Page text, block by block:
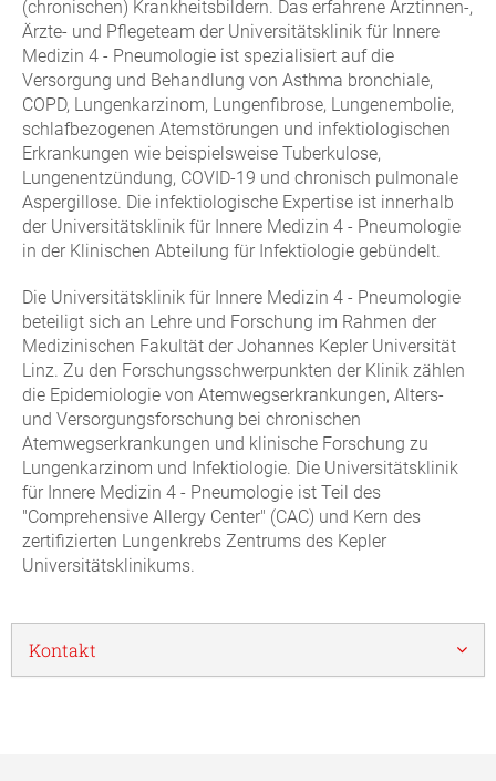
(chronischen) Krankheitsbildern. Das erfahrene Ärztinnen-,
Ärzte- und Pflegeteam der Universitätsklinik für Innere
Medizin 4 - Pneumologie ist spezialisiert auf die
Versorgung und Behandlung von Asthma bronchiale,
COPD, Lungenkarzinom, Lungenfibrose, Lungenembolie,
schlafbezogenen Atemstörungen und infektiologischen
Erkrankungen wie beispielsweise Tuberkulose,
Lungenentzündung, COVID-19 und chronisch pulmonale
Aspergillose. Die infektiologische Expertise ist innerhalb
der Universitätsklinik für Innere Medizin 4 - Pneumologie
in der Klinischen Abteilung für Infektiologie gebündelt.
Die Universitätsklinik für Innere Medizin 4 - Pneumologie
beteiligt sich an Lehre und Forschung im Rahmen der
Medizinischen Fakultät der Johannes Kepler Universität
Linz. Zu den Forschungsschwerpunkten der Klinik zählen
die Epidemiologie von Atemwegserkrankungen, Alters-
und Versorgungsforschung bei chronischen
Atemwegserkrankungen und klinische Forschung zu
Lungenkarzinom und Infektiologie. Die Universitätsklinik
für Innere Medizin 4 - Pneumologie ist Teil des
"Comprehensive Allergy Center" (CAC) und Kern des
zertifizierten Lungenkrebs Zentrums des Kepler
Universitätsklinikums.
Kontakt